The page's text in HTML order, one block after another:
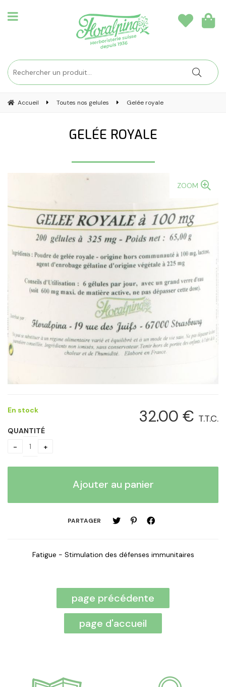
Accueil Toutes nos gelules Gelée royale
GELÉE ROYALE
ZOOM
32.00 € T.T.C.
En stock
QUANTITÉ
PARTAGER
Fatigue - Stimulation des défenses immunitaires